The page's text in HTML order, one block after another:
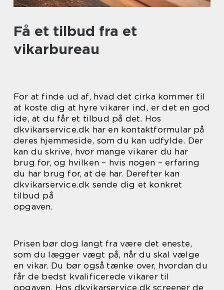
Få et tilbud fra et
vikarbureau
For at finde ud af, hvad det cirka kommer til
at koste dig at hyre vikarer ind, er det en god
ide, at du får et tilbud på det. Hos
dkvikarservice.dk har en kontaktformular på
deres hjemmeside, som du kan udfylde. Der
kan du skrive, hvor mange vikarer du har
brug for, og hvilken – hvis nogen – erfaring
du har brug for, at de har. Derefter kan
dkvikarservice.dk sende dig et konkret
tilbud på
opgaven.
Prisen bør dog langt fra være det eneste,
som du lægger vægt på, når du skal vælge
en vikar. Du bør også tænke over, hvordan du
får de bedst kvalificerede vikarer til
opgaven. Hos dkvikarservice.dk screener de